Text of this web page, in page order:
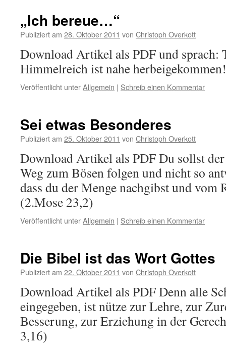
„Ich bereue…“
Publiziert am 28. Oktober 2011 von Christoph Overkott
Download Artikel als PDF und sprach:
Himmelreich ist nahe
Veröffentlicht unterAllgemein | Schreib einen Kommentar
Sei etwas Besonderes
Publiziert am 25. Oktober 2011 von Christoph Overkott
Download Artikel als PDF Du sollst
Weg zum Bösen folgen und nicht so
dass du der Menge nachgibst und vom
(2.Mose 23,2)
Veröffentlicht unterAllgemein | Schreib einen Kommentar
Die Bibel ist das Wort Gottes
Publiziert am 22. Oktober 2011 von Christoph Overkott
Download Artikel als PDF Denn alle
eingegeben, ist nütze zur Lehre, zur
Besserung, zur Erziehung in der
3,16)